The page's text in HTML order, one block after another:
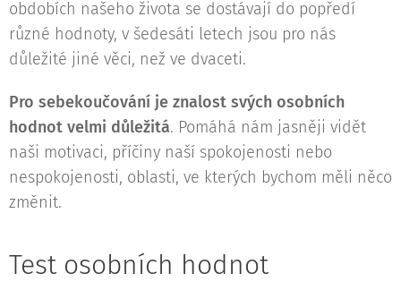
obdobích našeho života se dostávají do popředí
různé hodnoty, v šedesáti letech jsou pro nás
důležité jiné věci, než ve dvaceti.
Pro sebekoučování je znalost svých osobních
hodnot velmi důležitá. Pomáhá nám jasněji vidět
naši motivaci, příčiny naší spokojenosti nebo
nespokojenosti, oblasti, ve kterých bychom měli něco
změnit.
Test osobních hodnot